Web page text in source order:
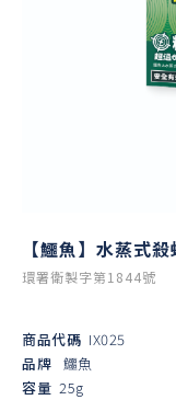
【鱷魚】水蒸式
環署衛製字第1844號
商品代碼 IX025
品牌 鱷魚
容量 25g